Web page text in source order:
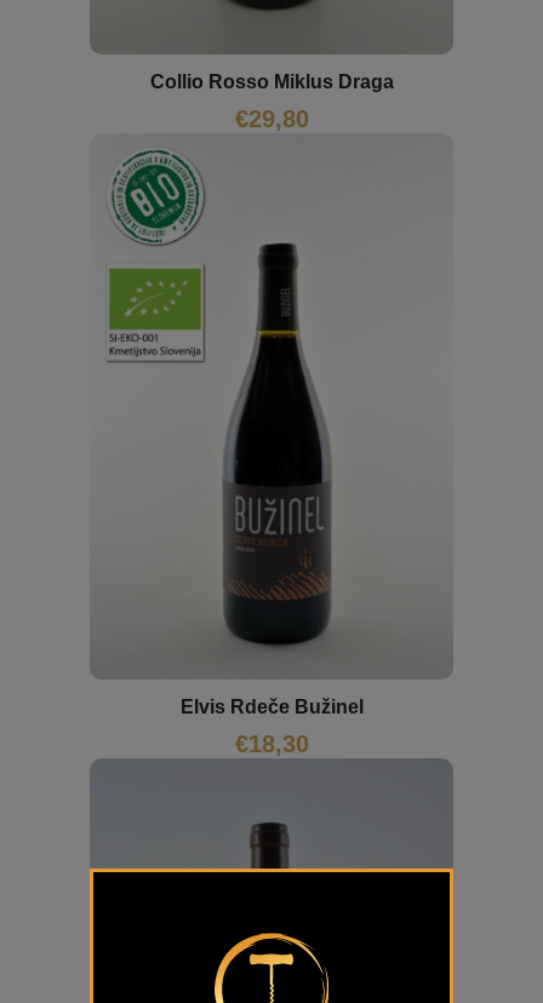
Collio Rosso Miklus Draga
€29,80
Elvis Rdeče Bužinel
€18,30